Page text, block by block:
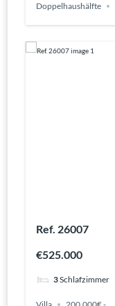
Doppelhaushälfte
Ref. 26007
€525.000
3Schlafzimmer